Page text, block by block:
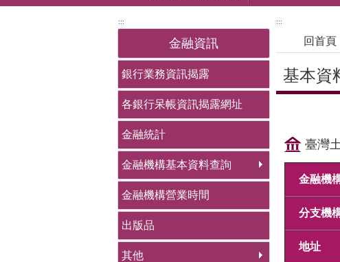
:::
金融資訊
銀行業務資訊揭露
各銀行呆帳資訊揭露網址
金融統計
金融機構基本資料查詢
金融機構營業時間
出版品
其他
:::
回首頁
基本資
臺灣
金融機
分支機
地址